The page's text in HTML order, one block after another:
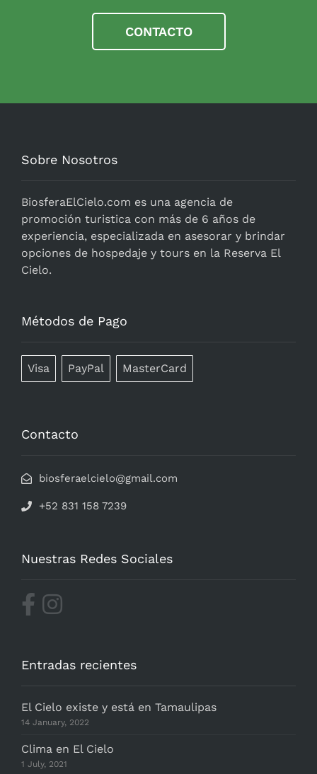
CONTACTO
Sobre Nosotros
BiosferaElCielo.com es una agencia de
promoción turistica con más de 6 años de
experiencia, especializada en asesorar y brindar
opciones de hospedaje y tours en la Reserva El
Cielo.
Métodos de Pago
Visa PayPal MasterCard
Contacto
biosferaelcielo@gmail.com
+52 831 158 7239
Nuestras Redes Sociales
Entradas recientes
El Cielo existe y está en Tamaulipas
14 January, 2022
Clima en El Cielo
1 July, 2021